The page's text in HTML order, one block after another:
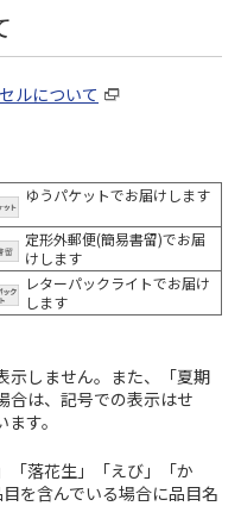
ルについて
ゆうパケットでお届けします
定形外郵便(簡易書留)でお届
けします
レターパックライトでお届け
します
示しません。また、「夏期
合は、記号での表示はせ
す。
「落花生」「えび」「か
を含んでいる場合に品目名